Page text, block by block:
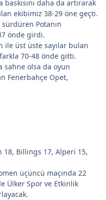
daha da artırarak
ekibimiz 38-29 öne geçti.
Potanın
önde girdi.
ile üst üste sayılar bulan
70-48 önde gitti.
sahne olsa da oyun
Fenerbahçe Opet,
18, Billings 17, Alperi 15,
üçüncü maçında 22
Ülker Spor ve Etkinlik